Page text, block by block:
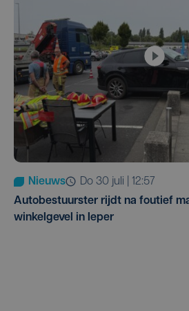
Nieuws
do 30 juli | 12:57
Autobestuurster rijdt na foutief
winkelgevel in Ieper